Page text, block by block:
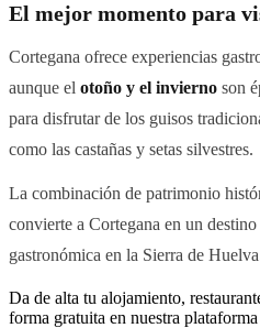
El mejor momento para
Cortegana ofrece experiencias
aunque el otoño y el invierno son
para disfrutar de los guisos
como las castañas y setas silvestres.
La combinación de patrimonio
convierte a Cortegana en un
gastronómica en la Sierra de
Da de alta tu alojamiento,
forma gratuita en nuestra plataforma